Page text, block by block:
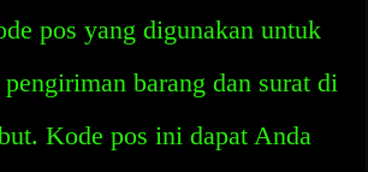
pos yang digunakan untuk
barang dan surat di
Kode pos ini dapat Anda